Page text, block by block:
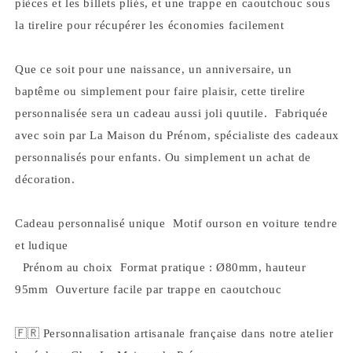
pièces et les billets pliés, et une trappe en caoutchouc sous
la tirelire pour récupérer les économies facilement
Que ce soit pour une naissance, un anniversaire, un
baptême ou simplement pour faire plaisir, cette tirelire
personnalisée sera un cadeau aussi joli quutile. Fabriquée
avec soin par La Maison du Prénom, spécialiste des cadeaux
personnalisés pour enfants. Ou simplement un achat de
décoration.
Cadeau personnalisé unique Motif ourson en voiture tendre
et ludique
Prénom au choix Format pratique : Ø80mm, hauteur
95mm Ouverture facile par trappe en caoutchouc
🇫🇷 Personnalisation artisanale française dans notre atelier